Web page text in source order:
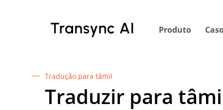
Produto
Tradução para tâmil
Traduzir para